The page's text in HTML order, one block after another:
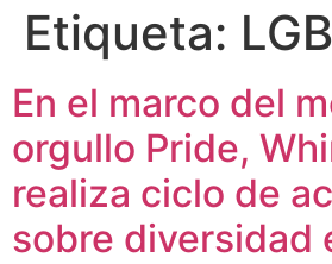
Etiqueta:
En el marco del
orgullo Pride,
realiza ciclo de
sobre diversidad